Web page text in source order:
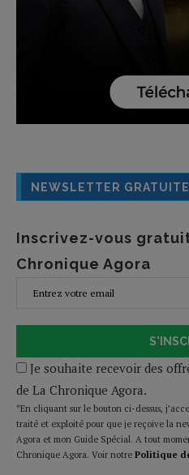
NEWSLETTER GRATUITE
Inscrivez-vous
Chronique Agora
Je souhaite recevoir des
de La Chronique Agora.
*En cliquant sur le bouton ci-dessus,
traité et exploité pour que je reçoive la
Agora et mon Guide Spécial. A tout
Chronique Agora. Voir notre Politique